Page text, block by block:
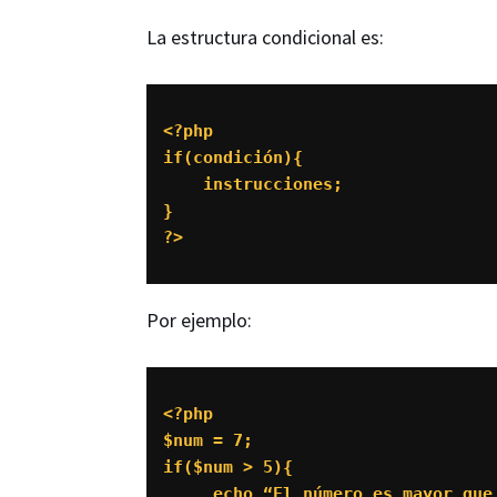
La estructura condicional es:
<?php
if(condición){
    instrucciones;
}
?>
Por ejemplo:
<?php
$num = 7;
if($num > 5){